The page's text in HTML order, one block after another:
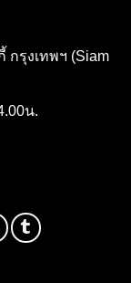
กรุงเทพฯ (Siam
น.